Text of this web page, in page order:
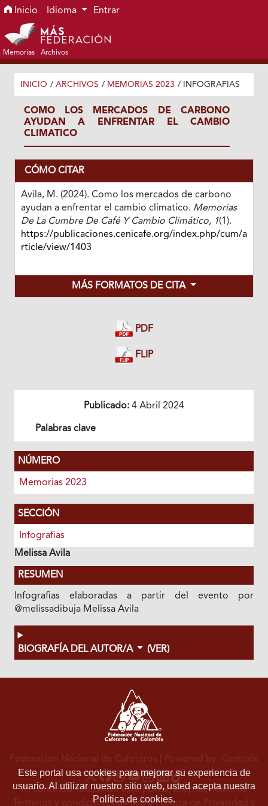
Ir al menú de navegación principal
Ir al contenido principal
Ir al pie de página del sitio
Inicio Idioma Entrar
Memorias Archivos
INICIO / ARCHIVOS / MEMORIAS 2023 / INFOGRAFIAS
COMO LOS MERCADOS DE CARBONO
AYUDAN A ENFRENTAR EL CAMBIO
CLIMATICO
CÓMO CITAR
Avila, M. (2024). Como los mercados de carbono
ayudan a enfrentar el cambio climatico. Memorias
De La Cumbre De Café Y Cambio Climático, 1(1).
https://publicaciones.cenicafe.org/index.php/cum/a
rticle/view/1403
MÁS FORMATOS DE CITA
PDF
FLIP
Publicado: 4 Abril 2024
Palabras clave
NÚMERO
Memorias 2023
SECCIÓN
Infografias
Melissa Avila
RESUMEN
Infografias elaboradas a partir del evento por
@melissadibuja Melissa Avila
BIOGRAFÍA DEL AUTOR/A (VER)
Este portal usa cookies para mejorar su experiencia de
usuario. Al utilizar nuestro sitio web, usted acepta nuestra
Política de cookies.
Federación Nacional de Cafeteros | Powered by: Cenicafé
Al continuar utilizando este portal, aceptas nuestros
Términos y condiciones de usoyPolítica de Privacidad y